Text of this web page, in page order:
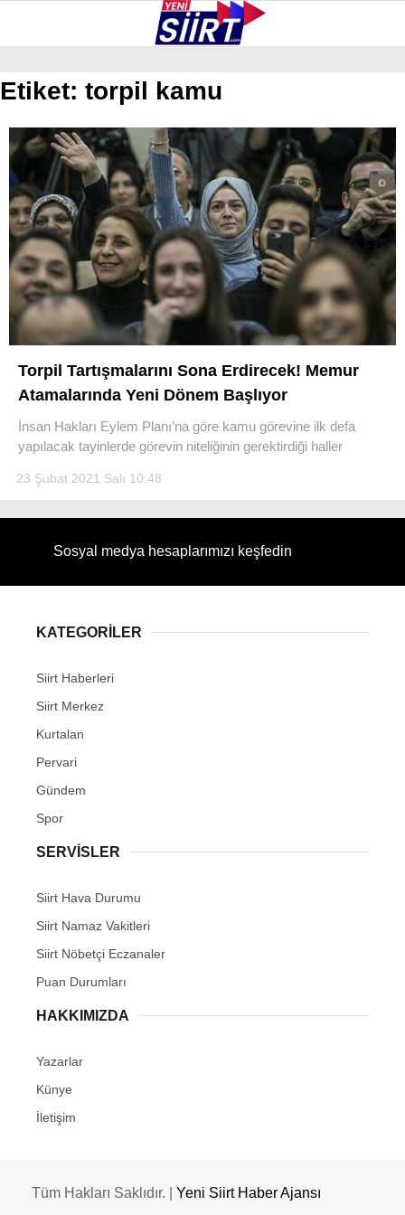
GALERİ VİDEO YAZARLAR
KURTALAN
ERUH
BAYKAN
PERVARI
ŞIRVAN
TILLO
GÜNDEM
NÖBETÇI ECZANELER
Etiket: torpil kamu
Torpil Tartışmalarını Sona Erdirecek! Memur
Atamalarında Yeni Dönem Başlıyor
İnsan Hakları Eylem Planı’na göre kamu görevine ilk defa
yapılacak tayinlerde görevin niteliğinin gerektirdiği haller
23 Şubat 2021 Salı 10:48
Sosyal medya hesaplarımızı keşfedin
KATEGORİLER
Siirt Haberleri
Siirt Merkez
Kurtalan
Pervari
Gündem
Spor
SERVİSLER
Siirt Hava Durumu
Siirt Namaz Vakitleri
Siirt Nöbetçi Eczanaler
Puan Durumları
HAKKIMIZDA
Yazarlar
Künye
İletişim
Tüm Hakları Saklıdır. | Yeni Siirt Haber Ajansı